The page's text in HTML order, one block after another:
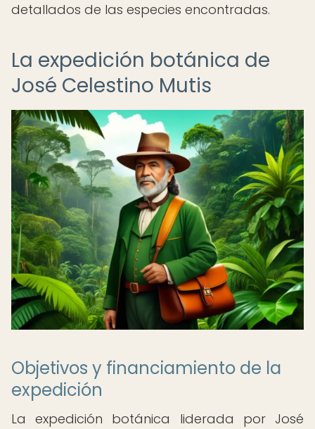
detallados de las especies encontradas.
La expedición botánica de
José Celestino Mutis
Objetivos y financiamiento de la
expedición
La expedición botánica liderada por José